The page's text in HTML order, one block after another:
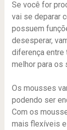
Se você for
vai se deparar
possuem
desesperar,
diferença entre
melhor para os
Os mousses
podendo ser
Com os
mais flexíveis